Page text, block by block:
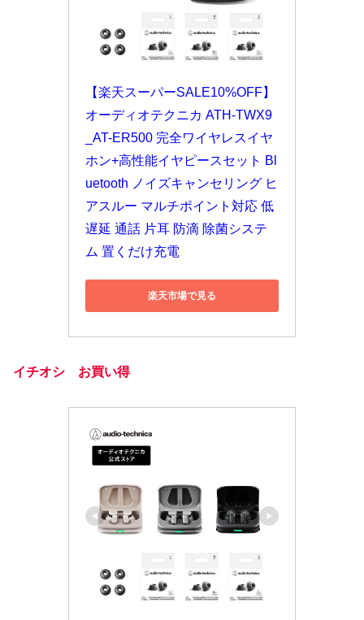
【楽天スーパーSALE10%OFF】
オーディオテクニカ ATH-TWX9
_AT-ER500 完全ワイヤレスイヤ
ホン+高性能イヤピースセット Bl
uetooth ノイズキャンセリング ヒ
アスルー マルチポイント対応 低
遅延 通話 片耳 防滴 除菌システ
ム 置くだけ充電
楽天市場で見る
イチオシ お買い得